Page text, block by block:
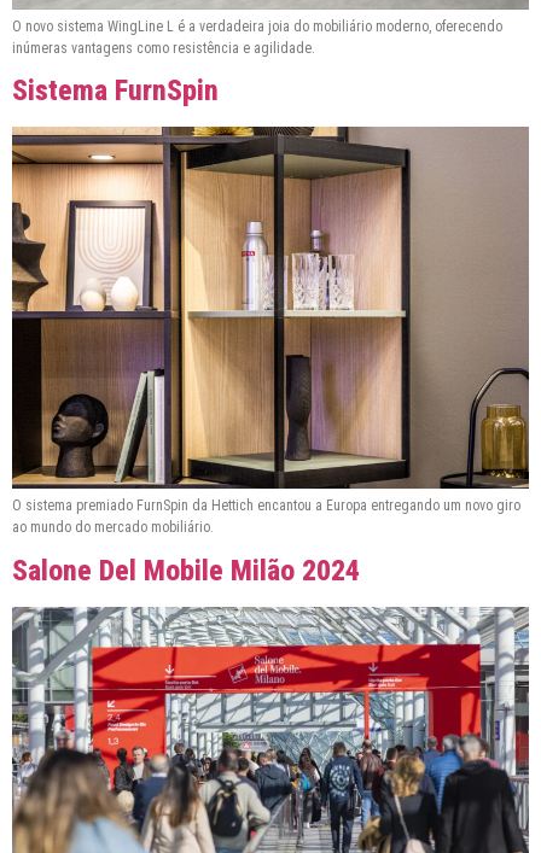
O novo sistema WingLine L é a verdadeira joia do mobiliário moderno, oferecendo
inúmeras vantagens como resistência e agilidade.
Sistema FurnSpin
O sistema premiado FurnSpin da Hettich encantou a Europa entregando um novo giro
ao mundo do mercado mobiliário.
Salone Del Mobile Milão 2024